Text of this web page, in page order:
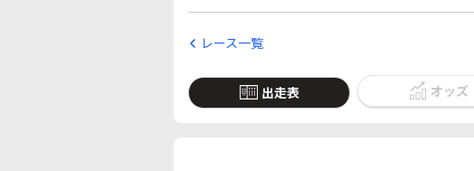
レース一覧
出走表 オッズ